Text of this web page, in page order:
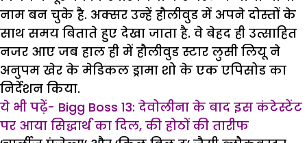
नाम बन चुके है. अक्सर उन्हें हौलीवुड में अपने दोस्तों के
साथ समय बिताते हुए देखा जाता है. वे बेहद ही उत्साहित
नजर आए जब हाल ही में हौलीवुड स्टार लुसी लियू ने
अनुपम खेर के मेडिकल ड्रामा शो के एक एपिसोड का
निर्देशन किया.
ये भी पढ़ें- Bigg Boss 13: देवोलीना के बाद इस कंटेस्टेंट
पर आया सिद्धार्थ का दिल, की होठों की तारीफ